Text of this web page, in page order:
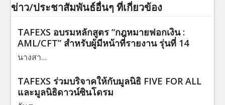
ข่าว/ประชาสัมพันธ์อื่นๆ ที่เกี่ยวข้อง
TAFEXS อบรมหลักสูตร “กฎหมายฟอกเงิน :
AML/CFT” สำหรับผู้มีหน้าที่รายงาน รุ่นที่ 14
นางสา…
TAFEXS ร่วมบริจาคให้กับมูลนิธิ FIVE FOR ALL
และมูลนิธิดาวน์ซินโดรม